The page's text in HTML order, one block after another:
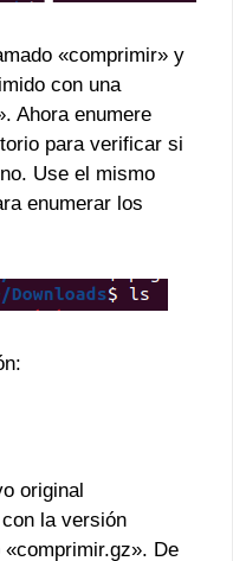
«comprimir» y
con una
Ahora enumere
para verificar si
Use el mismo
enumerar los
original
la versión
De